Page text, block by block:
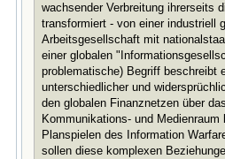
wachsender Verbreitung ihrerseits
transformiert - von einer industriell
Arbeitsgesellschaft mit
einer globalen
problematische) Begriff beschreibt
unterschiedlicher und
den globalen Finanznetzen über
Kommunikations- und
Planspielen des Information
sollen diese komplexen